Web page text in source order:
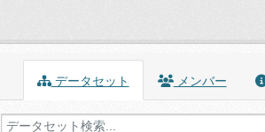
データセット メンバー